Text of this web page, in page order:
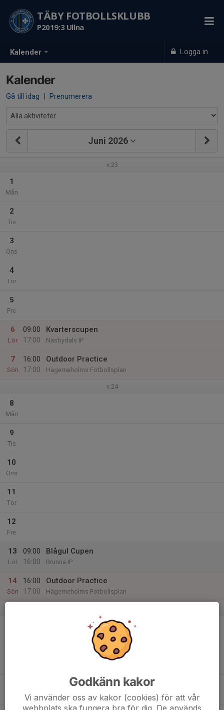
Kalender Logga in
TÄBY FOTBOLLSKLUBB
P2019:3 Ullna
Kalender
Gå till idag | Prenumerera
Juni 2026
v.23
1
Mån
2
Tis
3
Ons
4
Tor
5
Fre
6
Lör
09:00
17:00
Kvarterscupen
Näsbydals IP
7
Sön
16:00
17:00
Outdoor Practice
Hägerneholms Fotbollsplan
v.24
8
Mån
9
Tis
10
Ons
11
Tor
12
Fre
13
Lör
09:00
16:00
Blågul Cupen
Brunna IP
14
Sön
16:00
17:00
Outdoor Practice
Hägerneholms Fotbollsplan
Godkänn kakor
Vi använder oss av kakor (cookies) för att vår
webbplats ska fungera bra för dig. De används